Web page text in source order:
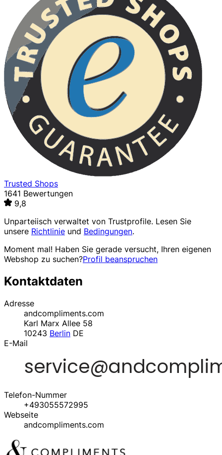
Trusted Shops
1641 Bewertungen
9,8
Unparteiisch verwaltet von Trustprofile. Lesen Sie
unsere Richtlinie und Bedingungen.
Moment mal! Haben Sie gerade versucht, Ihren eigenen
Webshop zu suchen?Profil beanspruchen
Kontaktdaten
Adresse
andcompliments.com
Karl Marx Allee 58
10243 Berlin DE
E-Mail
Telefon-Nummer
+493055572995
Webseite
andcompliments.com